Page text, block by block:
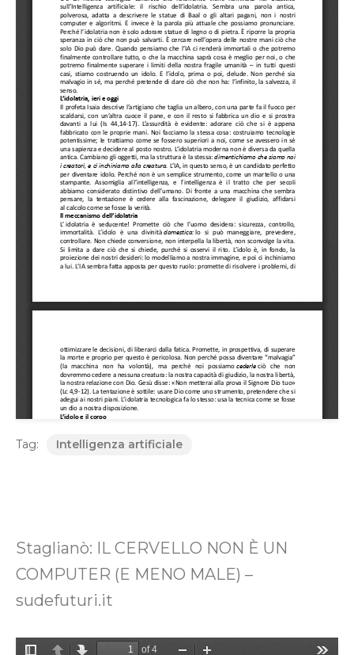
Tag: Intelligenza artificiale
Staglianò: IL CERVELLO NON È UN
COMPUTER (E MENO MALE) –
sudefuturi.it